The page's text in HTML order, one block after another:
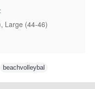
Large (44-46)
beachvolleybal